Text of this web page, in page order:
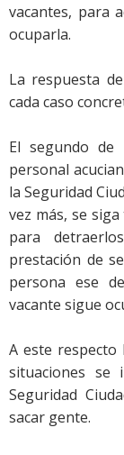
vacantes, para
ocuparla.
La respuesta
cada caso
El segundo de
personal
la Seguridad
vez más, se
para
prestación de
persona ese
vacante sigue
A este respecto
situaciones
Seguridad
sacar gente.